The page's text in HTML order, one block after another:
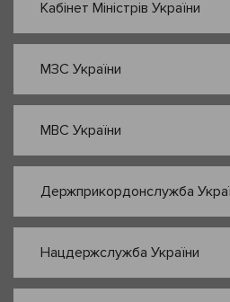
Кабінет Міністрів України
МЗС України
МВС України
Держприкордонслужба
Нацдержслужба України